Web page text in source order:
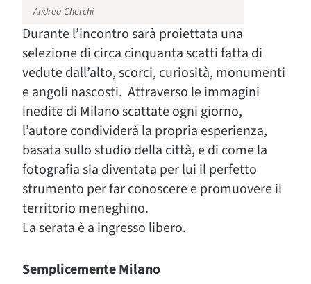
Andrea Cherchi
Durante l’incontro sarà proiettata una
selezione di circa cinquanta scatti fatta di
vedute dall’alto, scorci, curiosità, monumenti
e angoli nascosti. Attraverso le immagini
inedite di Milano scattate ogni giorno,
l’autore condividerà la propria esperienza,
basata sullo studio della città, e di come la
fotografia sia diventata per lui il perfetto
strumento per far conoscere e promuovere il
territorio meneghino.
La serata è a ingresso libero.
Semplicemente Milano